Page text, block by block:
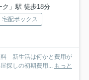
ク」駅 徒歩18分
宅配ボックス
料 新生活は何かと費用が
探しの初期費用... もっと